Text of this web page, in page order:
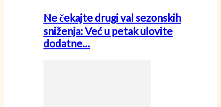
Ne čekajte drugi val sezonskih
sniženja: Već u petak ulovite
dodatne…